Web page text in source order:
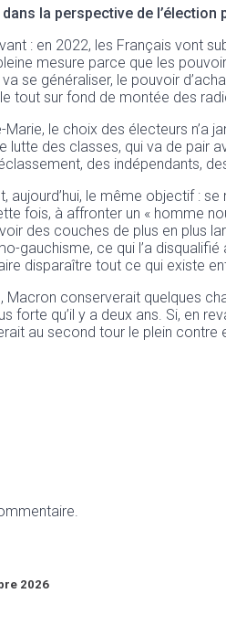
la perspective de l’élection
: en 2022, les Français vont
mesure parce que les
se généraliser, le pouvoir
tout sur fond de montée des
le choix des électeurs n’a
des classes, qui va de pair
des indépendants,
aujourd’hui, le même objectif :
fois, à affronter un « homme
des couches de plus en plus
gauchisme, ce qui l’a
disparaître tout ce qui existe
Macron conserverait quelques
forte qu’il y a deux ans. Si, en
au second tour le plein
2026